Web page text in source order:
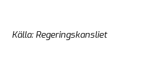
Källa: Regeringskansliet